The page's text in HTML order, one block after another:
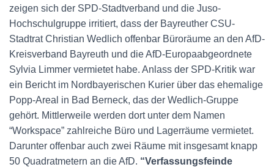
zeigen sich der SPD-Stadtverband und die Juso-
Hochschulgruppe irritiert, dass der Bayreuther CSU-
Stadtrat Christian Wedlich offenbar Büroräume an den AfD-
Kreisverband Bayreuth und die AfD-Europaabgeordnete
Sylvia Limmer vermietet habe. Anlass der SPD-Kritik war
ein Bericht im Nordbayerischen Kurier über das ehemalige
Popp-Areal in Bad Berneck, das der Wedlich-Gruppe
gehört. Mittlerweile werden dort unter dem Namen
“Workspace” zahlreiche Büro und Lagerräume vermietet.
Darunter offenbar auch zwei Räume mit insgesamt knapp
50 Quadratmetern an die AfD. “Verfassungsfeinde